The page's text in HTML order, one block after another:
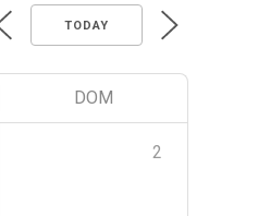
TODAY
DOM
2